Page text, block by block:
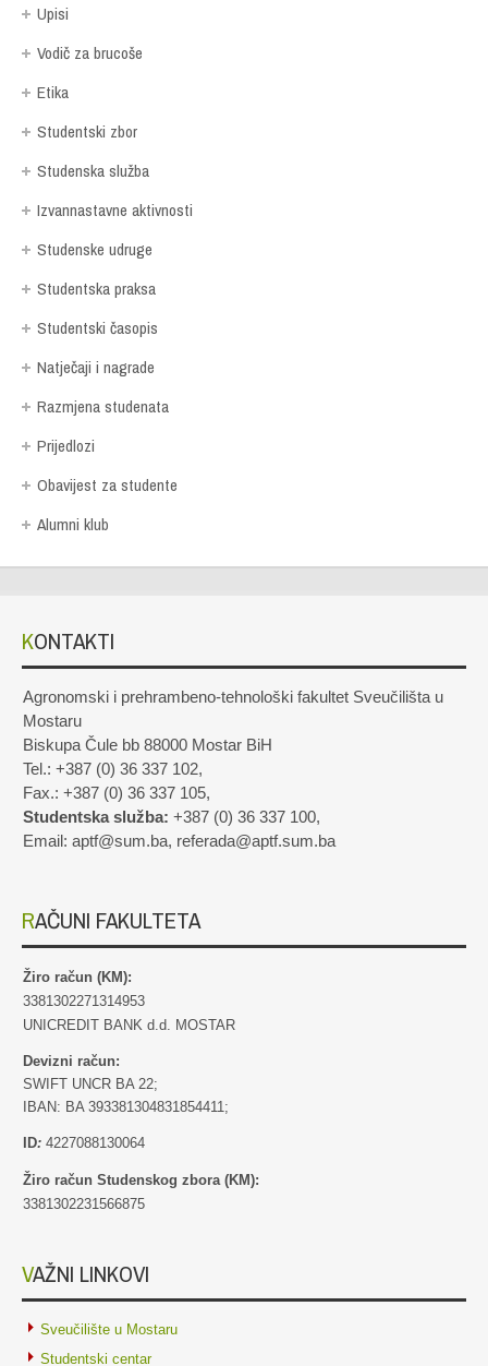
Upisi
Vodič za brucoše
Etika
Studentski zbor
Studenska služba
Izvannastavne aktivnosti
Studenske udruge
Studentska praksa
Studentski časopis
Natječaji i nagrade
Razmjena studenata
Prijedlozi
Obavijest za studente
Alumni klub
KONTAKTI
Agronomski i prehrambeno-tehnološki fakultet Sveučilišta u
Mostaru
Biskupa Čule bb 88000 Mostar BiH
Tel.: +387 (0) 36 337 102,
Fax.: +387 (0) 36 337 105,
Studentska služba: +387 (0) 36 337 100,
Email: aptf@sum.ba, referada@aptf.sum.ba
RAČUNI FAKULTETA
Žiro račun (KM):
3381302271314953
UNICREDIT BANK d.d. MOSTAR
Devizni račun:
SWIFT UNCR BA 22;
IBAN: BA 393381304831854411;
ID: 4227088130064
Žiro račun Studenskog zbora (KM):
3381302231566875
VAŽNI LINKOVI
Sveučilište u Mostaru
Studentski centar